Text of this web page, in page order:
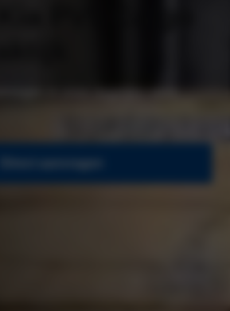
in jouw dagelijks werk.